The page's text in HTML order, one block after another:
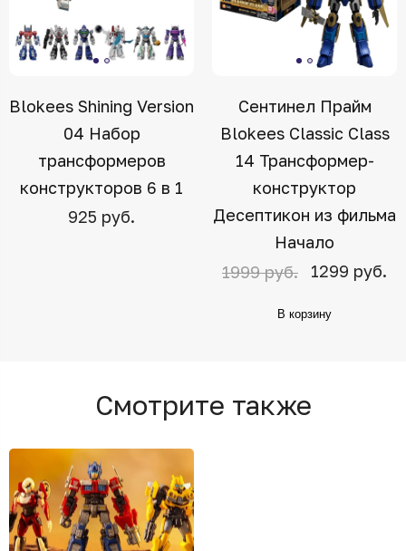
Blokees Shining Version
04 Набор
трансформеров
конструкторов 6 в 1
925 руб.
Сентинел Прайм
Blokees Classic Class
14 Трансформер-
конструктор
Десептикон из фильма
Начало
1999 руб.
1299 руб.
В корзину
Смотрите также